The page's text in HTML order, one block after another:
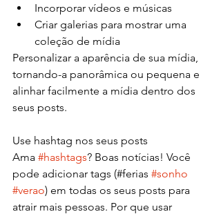
Incorporar vídeos e músicas
Criar galerias para mostrar uma
coleção de mídia
Personalizar a aparência de sua mídia,
tornando-a panorâmica ou pequena e
alinhar facilmente a mídia dentro dos
seus posts.
Use hashtag nos seus posts
Ama #hashtags? Boas notícias! Você
pode adicionar tags (#ferias #sonho
#verao) em todas os seus posts para
atrair mais pessoas. Por que usar